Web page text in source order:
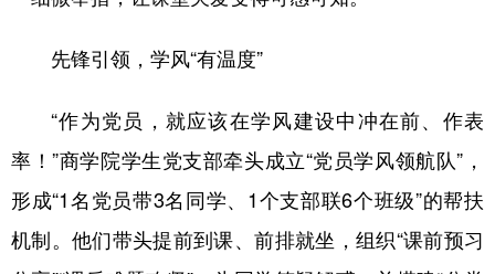
先锋引领，学风“有温度”
“作为党员，就应该在学风建设中冲在前、作表
率！”商学院学生党支部牵头成立“党员学风领航队”，
形成“1名党员带3名同学、1个支部联6个班级”的帮扶
机制。他们带头提前到课、前排就坐，组织“课前预习